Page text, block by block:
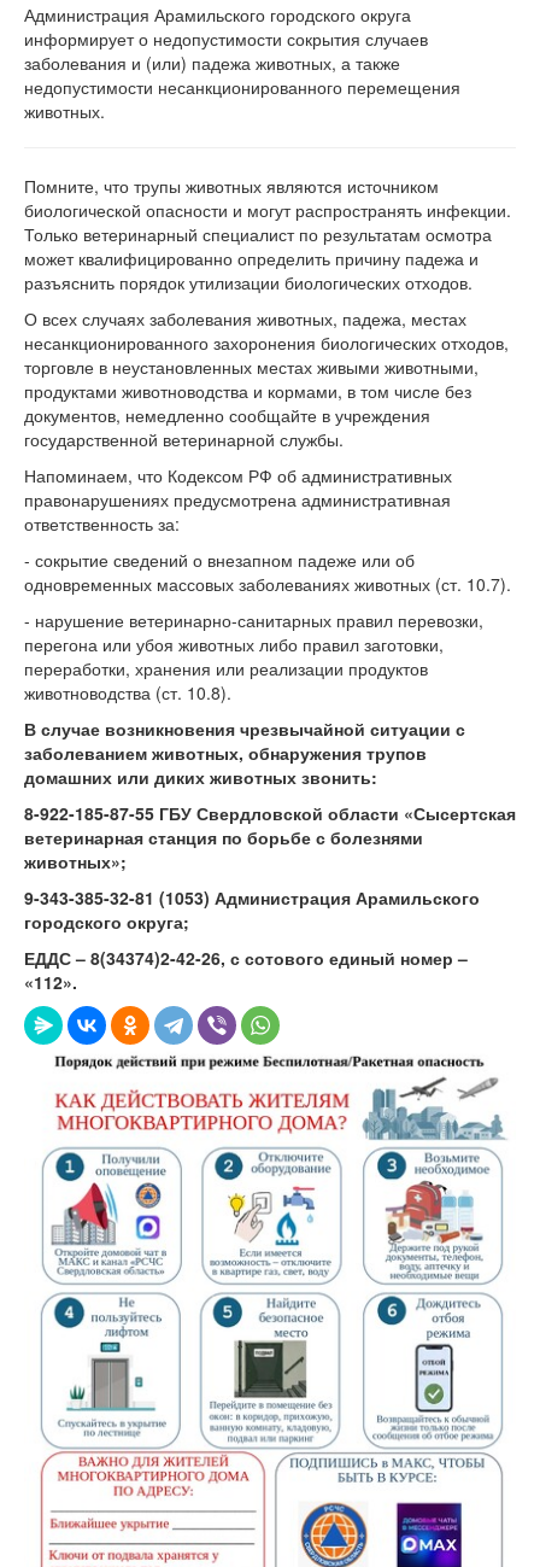
Администрация Арамильского городского округа
информирует о недопустимости сокрытия случаев
заболевания и (или) падежа животных, а также
недопустимости несанкционированного перемещения
животных.
Помните, что трупы животных являются источником
биологической опасности и могут распространять инфекции.
Только ветеринарный специалист по результатам осмотра
может квалифицированно определить причину падежа и
разъяснить порядок утилизации биологических отходов.
О всех случаях заболевания животных, падежа, местах
несанкционированного захоронения биологических отходов,
торговле в неустановленных местах живыми животными,
продуктами животноводства и кормами, в том числе без
документов, немедленно сообщайте в учреждения
государственной ветеринарной службы.
Напоминаем, что Кодексом РФ об административных
правонарушениях предусмотрена административная
ответственность за:
- сокрытие сведений о внезапном падеже или об
одновременных массовых заболеваниях животных (ст. 10.7).
- нарушение ветеринарно-санитарных правил перевозки,
перегона или убоя животных либо правил заготовки,
переработки, хранения или реализации продуктов
животноводства (ст. 10.8).
В случае возникновения чрезвычайной ситуации с
заболеванием животных, обнаружения трупов
домашних или диких животных звонить:
8-922-185-87-55 ГБУ Свердловской области «Сысертская
ветеринарная станция по борьбе с болезнями
животных»;
9-343-385-32-81 (1053) Администрация Арамильского
городского округа;
ЕДДС – 8(34374)2-42-26, с сотового единый номер –
«112».